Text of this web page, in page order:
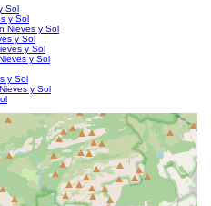
Sol
y Sol
Nieves y Sol
y Sol
y Sol
y Sol
y Sol
y Sol